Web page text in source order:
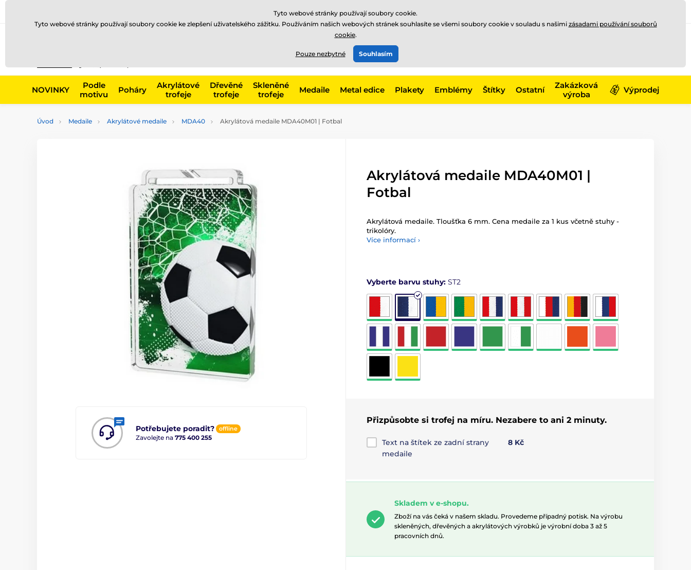
775 400 255
Zavolejte nám
NOVINKY
Podle
motivu
Poháry
Akrylátové
trofeje
Dřevěné
trofeje
Skleněné
trofeje
Medaile Metal edice Plakety Emblémy Štítky Ostatní
Zakázková
výroba
Výprodej
Úvod Medaile Akrylátové medaile MDA40 Akrylátová medaile MDA40M01 | Fotbal
Potřebujete poradit? offline
Zavolejte na 775 400 255
Akrylátová medaile MDA40M01 |
Fotbal
Akrylátová medaile. Tloušťka 6 mm. Cena medaile za 1 kus včetně stuhy -
trikolóry.
Více informací ›
Vyberte barvu stuhy: ST2
Přizpůsobte si trofej na míru. Nezabere to ani 2 minuty.
Text na štítek ze zadní strany
medaile
8 Kč
Skladem v e-shopu.
Zboží na vás čeká v našem skladu. Provedeme případný potisk. Na výrobu
skleněných, dřevěných a akrylátových výrobků je výrobní doba 3 až 5
pracovních dnů.
Tyto webové stránky používají soubory cookie.
Tyto webové stránky používají soubory cookie ke zlepšení uživatelského zážitku. Používáním našich webových stránek souhlasíte se všemi soubory cookie v souladu s našimi zásadami používání souborů
cookie.
Pouze nezbytné Souhlasím